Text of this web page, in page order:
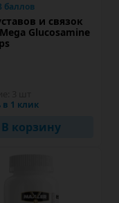
баллов
и связок
Glucosamine
в 1 клик
В корзину